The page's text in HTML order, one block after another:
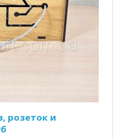
розеток и